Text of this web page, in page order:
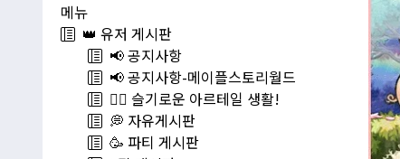
메뉴
👑 유저 게시판
📢 공지사항
📢 공지사항-메이플스토리월드
💁‍♂ 슬기로운 아르테일 생활!
💭 자유게시판
🥳 파티 게시판